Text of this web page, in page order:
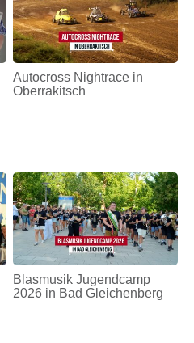
Autocross Nightrace in
Oberrakitsch
Blasmusik Jugendcamp
2026 in Bad Gleichenberg